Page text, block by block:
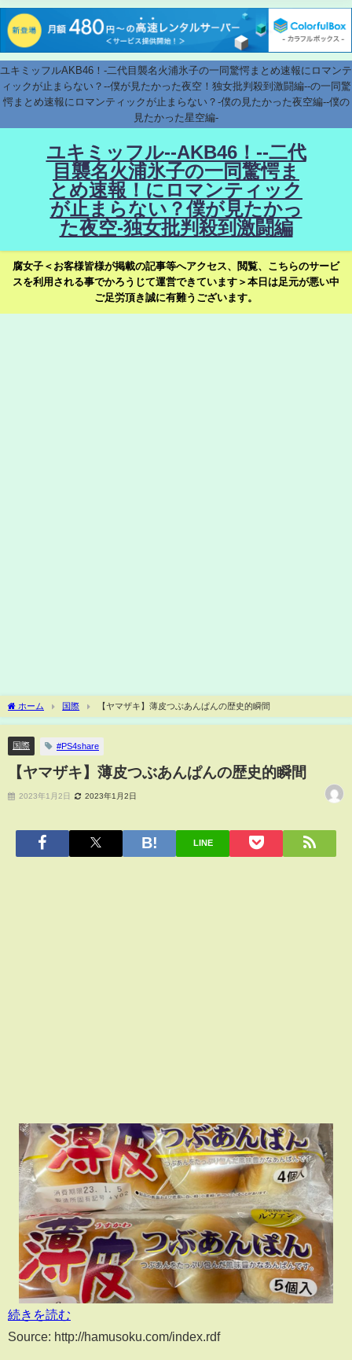
ユキミッフルAKB46！-二代目襲名火浦氷子の一同驚愕まとめ速報にロマンテ
ィックが止まらない？--僕が見たかった夜空！独女批判殺到激闘編--の一同驚
愕まとめ速報にロマンティックが止まらない？-僕の見たかった夜空編--僕の
見たかった星空編-
ユキミッフル--AKB46！--二代
目襲名火浦氷子の一同驚愕ま
とめ速報！にロマンティック
が止まらない？僕が見たかっ
た夜空-独女批判殺到激闘編
腐女子＜お客様皆様が掲載の記事等へアクセス、閲覧、こちらのサービ
スを利用される事でかろうじて運営できています＞本日は足元が悪い中
ご足労頂き誠に有難うございます。
ホーム 国際 【ヤマザキ】薄皮つぶあんぱんの歴史的瞬間
国際 #PS4share
【ヤマザキ】薄皮つぶあんぱんの歴史的瞬間
2023年1月2日 2023年1月2日
LINE
続きを読む
Source: http://hamusoku.com/index.rdf